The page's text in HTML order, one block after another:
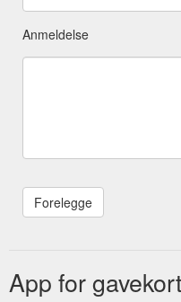
Anmeldelse
App for